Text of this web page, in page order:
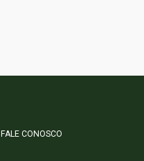
FALE CONOSCO